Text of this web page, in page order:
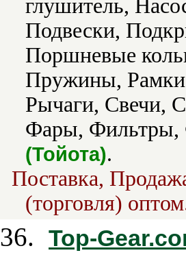
глушитель,
Подвески,
Поршневые
Пружины, Рамки
Рычаги, Свечи,
Фары,
(Тойота).
Поставка,
(торговля)
36.
Top-